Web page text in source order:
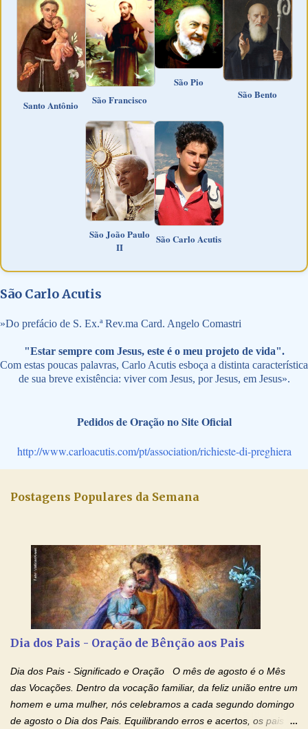
Santo Antônio São Francisco
São Pio
São Bento
São João Paulo
II
São Carlo Acutis
São Carlo Acutis
»Do prefácio de S. Ex.ª Rev.ma Card. Angelo Comastri
"Estar sempre com Jesus, este é o meu projeto de vida".
Com estas poucas palavras, Carlo Acutis esboça a distinta característica
de sua breve existência: viver com Jesus, por Jesus, em Jesus».
Pedidos de Oração no Site Oficial
http://www.carloacutis.com/pt/association/richieste-di-preghiera
Postagens Populares da Semana
Dia dos Pais - Oração de Bênção aos Pais
Dia dos Pais - Significado e Oração O mês de agosto é o Mês
das Vocações. Dentro da vocação familiar, da feliz união entre um
homem e uma mulher, nós celebramos a cada segundo domingo
de agosto o Dia dos Pais. Equilibrando erros e acertos, os pais